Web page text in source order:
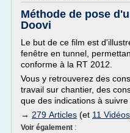
Méthode de pose
Doovi
Le but de ce film est
fenêtre en tunnel,
conforme à la RT 2012.
Vous y retrouverez des
travail sur chantier, des
que des indications à
→ 279 Articles (et 11 Vidéos
Voir également :